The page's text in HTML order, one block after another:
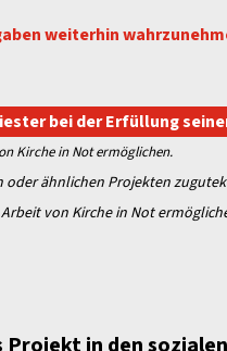
weiterhin
bei der Erfüllung
Kirche in Not ermöglichen.
oder ähnlichen Projekten
von Kirche in Not